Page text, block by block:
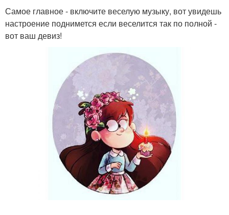
Самое главное - включите веселую музыку, вот увидешь
настроение поднимется если веселится так по полной -
вот ваш девиз!